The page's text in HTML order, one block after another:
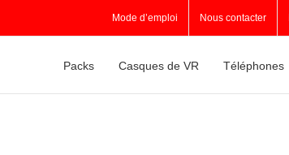
Mode d’emploi Nous contacter
Packs Casques de VR Téléphones